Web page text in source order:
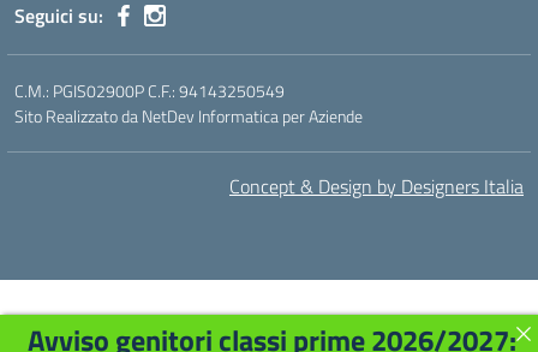
Seguici su:
C.M.: PGIS02900P C.F.: 94143250549
Sito Realizzato da NetDev Informatica per Aziende
Concept & Design by Designers Italia
Avviso genitori classi prime 2026/2027: